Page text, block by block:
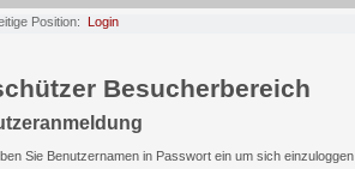
Position: Login
Besucherbereich
Sie Benutzernamen in Passwort ein um sich einzuloggen.